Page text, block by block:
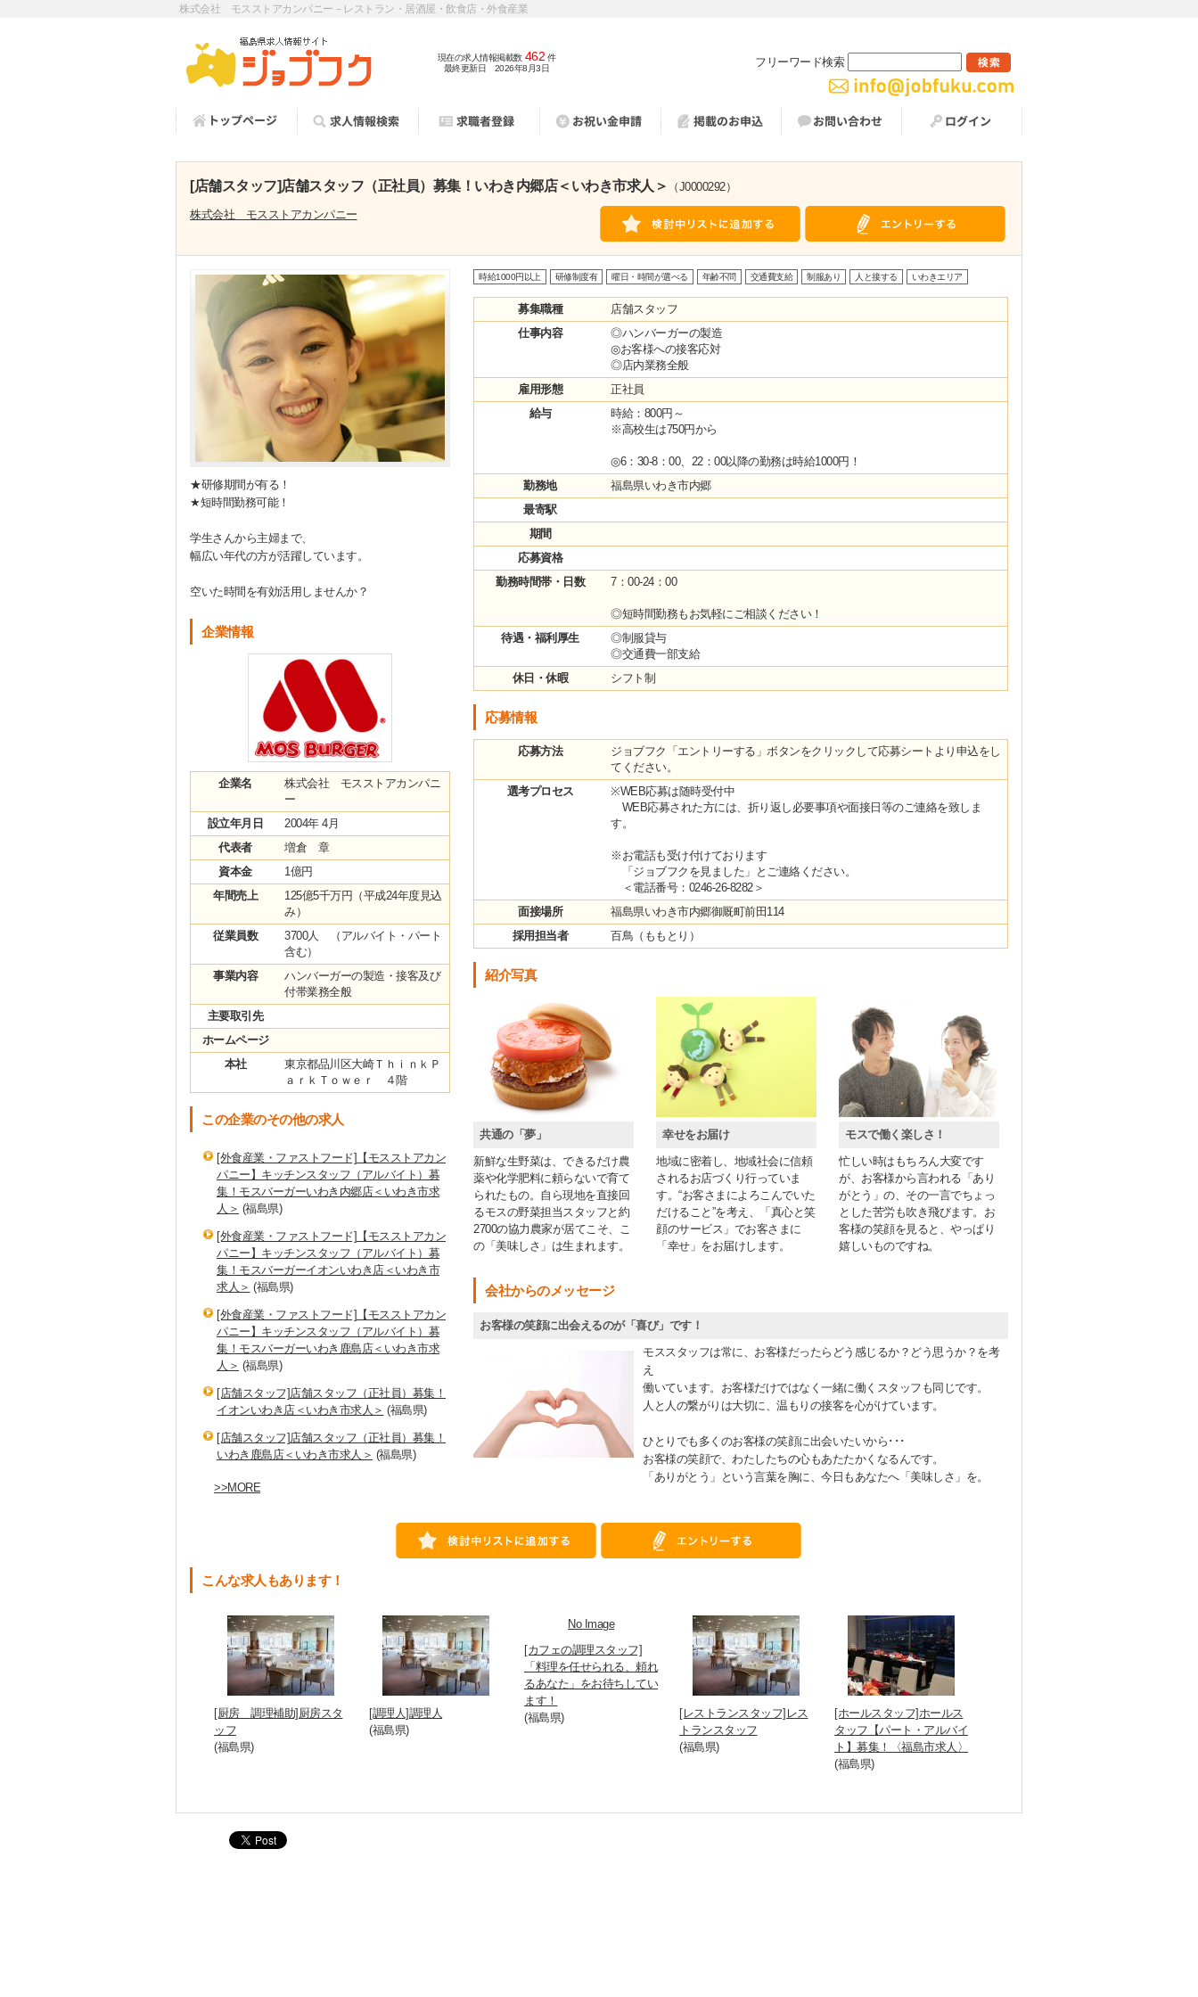
株式会社 モスストアカンパニー－レストラン・居酒屋・飲食店・外食産業
現在の求人情報掲載数 462 件
最終更新日 2026年8月3日
フリーワード検索
[店舗スタッフ]店舗スタッフ（正社員）募集！いわき内郷店＜いわき市求人＞ （J0000292）
株式会社 モスストアカンパニー
★研修期間が有る！
★短時間勤務可能！
学生さんから主婦まで、
幅広い年代の方が活躍しています。
空いた時間を有効活用しませんか？
企業情報
企業名
株式会社 モスストアカンパニ
ー
設立年月日
2004年 4月
代表者
増倉 章
資本金
1億円
年間売上
125億5千万円（平成24年度見込
み）
従業員数
3700人 （アルバイト・パート
含む）
事業内容
ハンバーガーの製造・接客及び
付帯業務全般
主要取引先
ホームページ
本社
東京都品川区大崎ＴｈｉｎｋＰ
ａｒｋＴｏｗｅｒ ４階
この企業のその他の求人
[外食産業・ファストフード]【モスストアカン
パニー】キッチンスタッフ（アルバイト）募
集！モスバーガーいわき内郷店＜いわき市求
人＞ (福島県)
[外食産業・ファストフード]【モスストアカン
パニー】キッチンスタッフ（アルバイト）募
集！モスバーガーイオンいわき店＜いわき市
求人＞ (福島県)
[外食産業・ファストフード]【モスストアカン
パニー】キッチンスタッフ（アルバイト）募
集！モスバーガーいわき鹿島店＜いわき市求
人＞ (福島県)
[店舗スタッフ]店舗スタッフ（正社員）募集！
イオンいわき店＜いわき市求人＞ (福島県)
[店舗スタッフ]店舗スタッフ（正社員）募集！
いわき鹿島店＜いわき市求人＞ (福島県)
>>MORE
時給1000円以上 研修制度有 曜日・時間が選べる 年齢不問 交通費支給 制服あり 人と接する いわきエリア
募集職種
店舗スタッフ
仕事内容
◎ハンバーガーの製造
◎お客様への接客応対
◎店内業務全般
雇用形態
正社員
給与
時給：800円～
※高校生は750円から
◎6：30-8：00、22：00以降の勤務は時給1000円！
勤務地
福島県いわき市内郷
最寄駅
期間
応募資格
勤務時間帯・日数
7：00-24：00
◎短時間勤務もお気軽にご相談ください！
待遇・福利厚生
◎制服貸与
◎交通費一部支給
休日・休暇
シフト制
応募情報
応募方法
ジョブフク「エントリーする」ボタンをクリックして応募シートより申込をし
てください。
選考プロセス
※WEB応募は随時受付中
WEB応募された方には、折り返し必要事項や面接日等のご連絡を致しま
す。
※お電話も受け付けております
「ジョブフクを見ました」とご連絡ください。
＜電話番号：0246-26-8282＞
面接場所
福島県いわき市内郷御厩町前田114
採用担当者
百鳥（ももとり）
紹介写真
共通の「夢」
新鮮な生野菜は、できるだけ農
薬や化学肥料に頼らないで育て
られたもの。自ら現地を直接回
るモスの野菜担当スタッフと約
2700の協力農家が居てこそ、こ
の「美味しさ」は生まれます。
幸せをお届け
地域に密着し、地域社会に信頼
されるお店づくり行っていま
す。“お客さまによろこんでいた
だけること”を考え、「真心と笑
顔のサービス」でお客さまに
「幸せ」をお届けします。
モスで働く楽しさ！
忙しい時はもちろん大変です
が、お客様から言われる「あり
がとう」の、その一言でちょっ
とした苦労も吹き飛びます。お
客様の笑顔を見ると、やっぱり
嬉しいものですね。
会社からのメッセージ
お客様の笑顔に出会えるのが「喜び」です！
モススタッフは常に、お客様だったらどう感じるか？どう思うか？を考
え
働いています。お客様だけではなく一緒に働くスタッフも同じです。
人と人の繋がりは大切に、温もりの接客を心がけています。
ひとりでも多くのお客様の笑顔に出会いたいから･･･
お客様の笑顔で、わたしたちの心もあたたかくなるんです。
「ありがとう」という言葉を胸に、今日もあなたへ「美味しさ」を。
こんな求人もあります！
[厨房 調理補助]厨房スタ
ッフ
(福島県)
[調理人]調理人
(福島県)
No Image
[カフェの調理スタッフ]
「料理を任せられる、頼れ
るあなた」をお待ちしてい
ます！
(福島県)
[レストランスタッフ]レス
トランスタッフ
(福島県)
[ホールスタッフ]ホールス
タッフ【パート・アルバイ
ト】募集！〈福島市求人〉
(福島県)